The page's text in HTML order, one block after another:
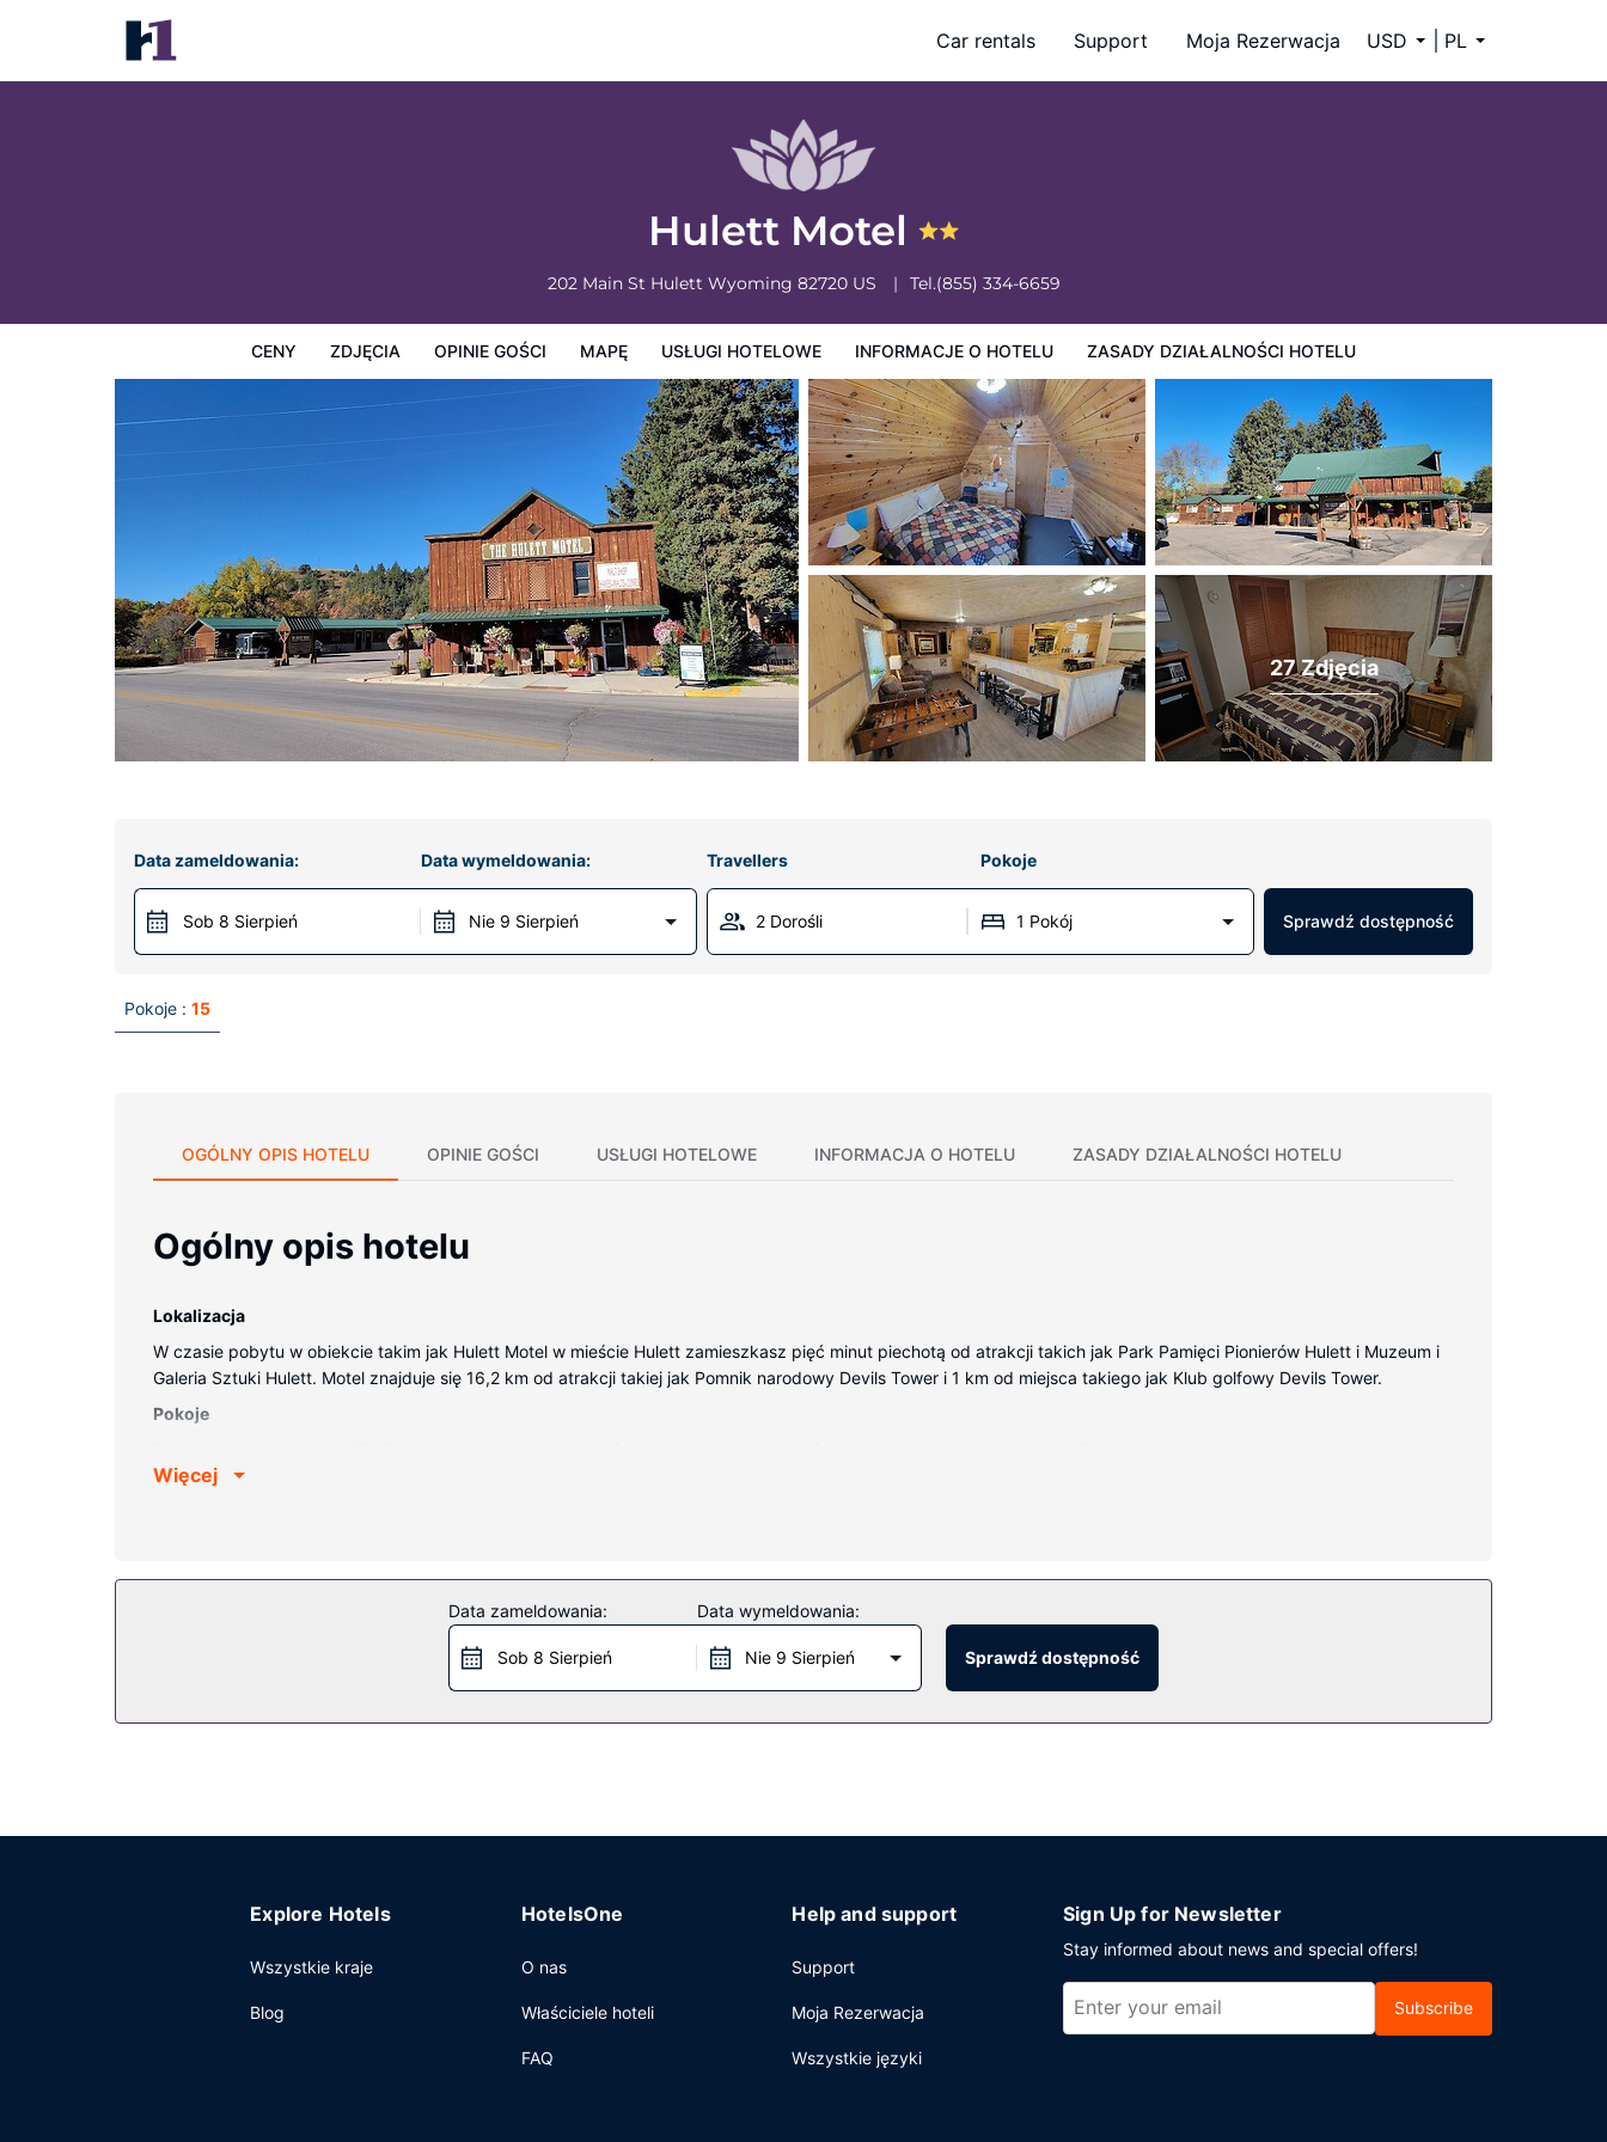
Car rentals Support Moja Rezerwacja USD PL
Hulett Motel
202 Main St Hulett Wyoming 82720 US Tel.(855) 334-6659
CENY ZDJĘCIA OPINIE GOŚCI MAPĘ USŁUGI HOTELOWE INFORMACJE O HOTELU ZASADY DZIAŁALNOŚCI HOTELU
Hulett Motel
Ceny Zdjęcia Zasady działalności hotelu
27 Zdjęcia
Data zameldowania:
Sob 8 Sierpień
Data wymeldowania:
Nie 9 Sierpień
Travellers Pokoje
2 Dorośli 1 Pokój Sprawdź dostępność
Pokoje : 15
OGÓLNY OPIS HOTELU OPINIE GOŚCI USŁUGI HOTELOWE INFORMACJA O HOTELU ZASADY DZIAŁALNOŚCI HOTELU
Ogólny opis hotelu
Lokalizacja
W czasie pobytu w obiekcie takim jak Hulett Motel w mieście Hulett zamieszkasz pięć minut piechotą od atrakcji takich jak Park Pamięci Pionierów Hulett i Muzeum i
Galeria Sztuki Hulett. Motel znajduje się 16,2 km od atrakcji takiej jak Pomnik narodowy Devils Tower i 1 km od miejsca takiego jak Klub golfowy Devils Tower.
Pokoje
zapewni łączność ze światem, a telewizja satelitarna — rozrywkę. Udogodnienia obejmują kuchenki mikrofalowe i zestawy do parzenia kawy i herbaty oraz
Recepcja jest czynna w określonych godzinach. Udogodnienia na miejscu to bezpłatne parkowanie samodzielne.
Więcej
Data zameldowania:
Sob 8 Sierpień
Data wymeldowania:
Nie 9 Sierpień Sprawdź dostępność
Explore Hotels
Wszystkie kraje
Blog
HotelsOne
O nas
Właściciele hoteli
FAQ
Help and support
Support
Moja Rezerwacja
Wszystkie języki
Sign Up for Newsletter
Stay informed about news and special offers!
Subscribe